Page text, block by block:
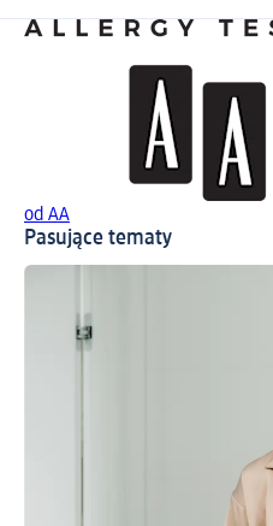
od AA
Pasujące tematy